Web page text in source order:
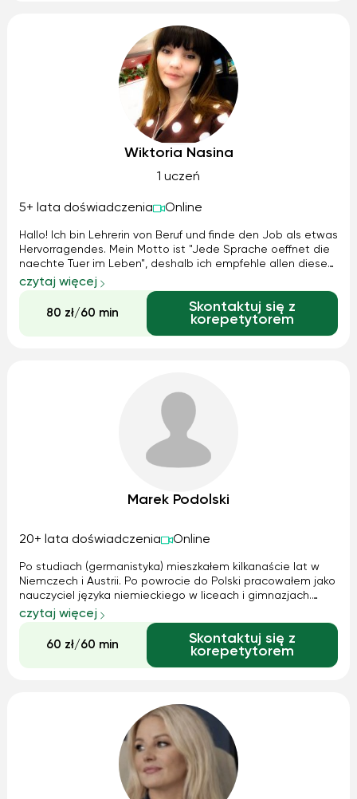
Wiktoria Nasina
1 uczeń
5+ lata doświadczenia Online
Hallo! Ich bin Lehrerin von Beruf und finde den Job als etwas
Hervorragendes. Mein Motto ist "Jede Sprache oeffnet die
naechte Tuer im Leben", deshalb ich empfehle allen diese
Moeglichkeit zu nutzen :) Ich kann auch gerne dabei helfen.
Wie? Auf sehr interessante Art und Weise - Sprechen,
Spielen, Th...
czytaj więcej
80 zł/60 min
Skontaktuj się z
korepetytorem
Marek Podolski
20+ lata doświadczenia Online
Po studiach (germanistyka) mieszkałem kilkanaście lat w
Niemczech i Austrii. Po powrocie do Polski pracowałem jako
nauczyciel języka niemieckiego w liceach i gimnazjach.
Prowadziłem też kursy językowe. Od 1991 roku jestem
tłumaczem przysięgłym języka niemieckiego. Za wykonane
świadczenia mogę wys...
czytaj więcej
60 zł/60 min
Skontaktuj się z
korepetytorem